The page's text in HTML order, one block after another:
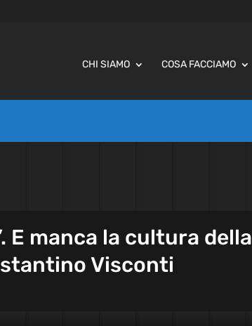
CHI SIAMO COSA FACCIAMO
E manca la cultura della
Visconti